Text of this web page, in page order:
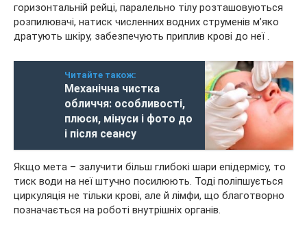
горизонтальній рейці, паралельно тілу розташовуються
розпилювачі, натиск численних водних струменів м’яко
дратують шкіру, забезпечують приплив крові до неї .
Читайте також:
Механічна чистка
обличчя: особливості,
плюси, мінуси і фото до
і після сеансу
Якщо мета – залучити більш глибокі шари епідермісу, то
тиск води на неї штучно посилюють. Тоді поліпшується
циркуляція не тільки крові, але й лімфи, що благотворно
позначається на роботі внутрішніх органів.